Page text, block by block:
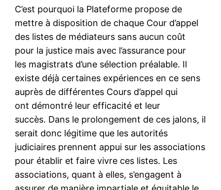
C’est pourquoi la Plateforme propose de
mettre à disposition de chaque Cour d’appel
des listes de médiateurs sans aucun coût
pour la justice mais avec l’assurance pour
les magistrats d’une sélection préalable. Il
existe déjà certaines expériences en ce sens
auprès de différentes Cours d’appel qui
ont démontré leur efficacité et leur
succès. Dans le prolongement de ces jalons, il
serait donc légitime que les autorités
judiciaires prennent appui sur les associations
pour établir et faire vivre ces listes. Les
associations, quant à elles, s’engagent à